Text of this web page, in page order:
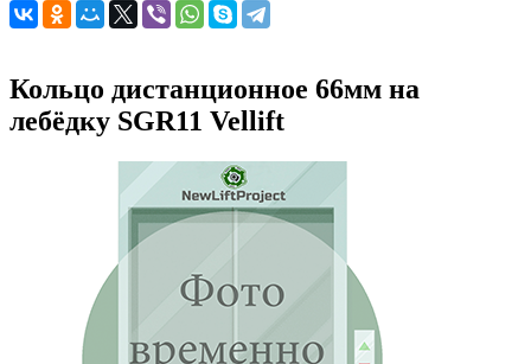
Кольцо дистанционное 66мм на
лебёдку SGR11 Vellift